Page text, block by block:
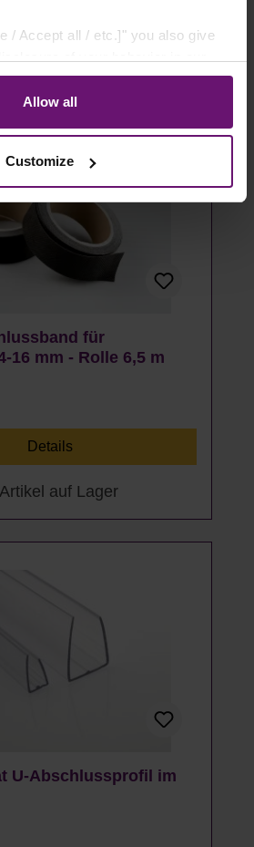
/ Accept all / etc.]" you also give
AG (Ebbinghoff 10, 48624
which cannot assign this data
process it for its own
Allow all
Customize
für
16 mm - Rolle 6,5 m
Details
Artikel auf Lager
U-Abschlussprofil im